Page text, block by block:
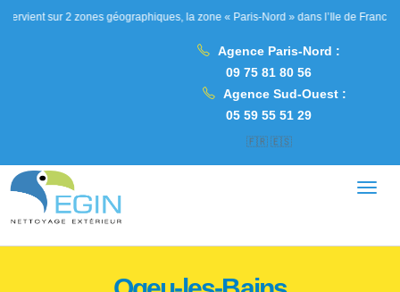
2 zones géographiques, la zone « Paris-Nord » dans l’Ile de France, les
Agence Paris-Nord :
09 75 81 80 56
Agence Sud-Ouest :
05 59 55 51 29
🇫🇷 🇪🇸